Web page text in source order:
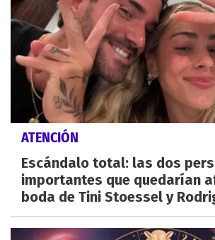
ATENCIÓN
Escándalo total: las dos
importantes que quedarían
boda de Tini Stoessel y